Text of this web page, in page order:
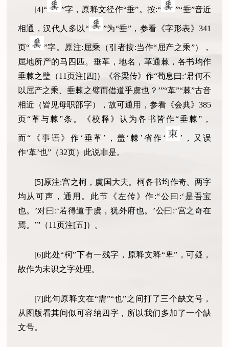
[4]“ ”字，原释文径作“垂”。按:“ ”“垂”音近
相通，汉代人多以“ ”为“垂”，参看《字形表》341
页“
”字。原注:屈乘（引者按:当作“屈产之乘”），
屈地所产的马四匹。垂革，地名，革通棘，各书均作
垂棘之璧（11页注[四]）《谷梁传》作“荀息曰:‘君何不
以屈产之乘、垂棘之璧而借道乎虞也？’”“革”“棘”古音
相近（皆见母职部字），故可通用，参看《会典》385
页“革与棘”条。《校释》认为各书皆作“垂棘”，
而“《事语》作‘垂革’，盖‘棘’省作‘
’，又误
作‘革’也”（32页）此说非是。
[5]原注:宫之柯，虞国大夫。柯各书均作奇。两字
均从可声，通用。此节《左传》作:“公曰:‘是吾宝
也。’对曰:‘若得道于虞，犹外府也。’公曰:‘宫之奇在
焉。’”（11页注[五]）。
[6]此处“柯”下有一残字，原释文释“卑”，可疑，
故作为未识之字处理。
[7]此句原释文在“需”“也”之间打了三个缺文号，
从图版看其间似可容纳四字，所以我们多加了一个缺
文号。